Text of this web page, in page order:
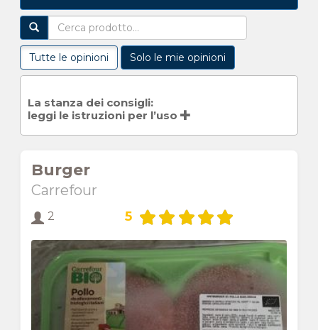
Tutte le opinioni Solo le mie opinioni
La stanza dei consigli:
leggi le istruzioni per l’uso
Burger
Carrefour
2 5